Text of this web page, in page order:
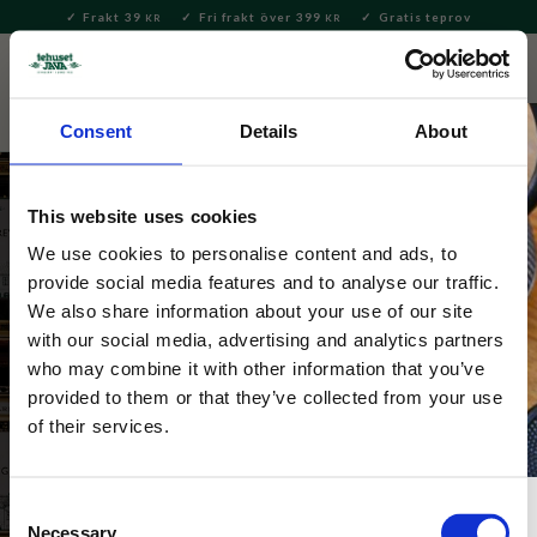
Consent Details About
This website uses cookies
We use cookies to personalise content and ads, to
provide social media features and to analyse our traffic.
We also share information about your use of our site
with our social media, advertising and analytics partners
who may combine it with other information that you’ve
provided to them or that they’ve collected from your use
of their services.
Consent
Necessary
Meny
Frakt 39 KR Fri frakt över 399 KR Gratis teprov
Ört-te
Här hittar du våra ört-teer! Längre ner på sidan
kan du läsa om alla fantastiska hälsofördelar som
kommer med dessa.